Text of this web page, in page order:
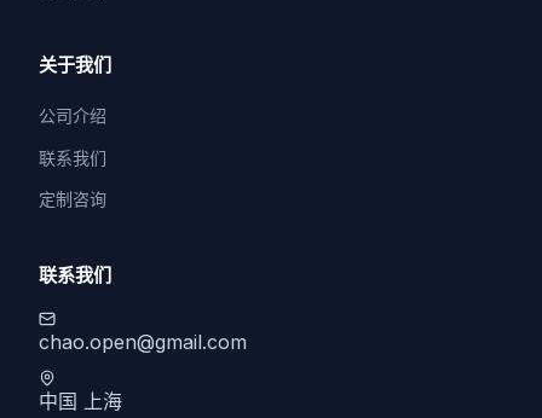
关于我们
公司介绍
联系我们
定制咨询
联系我们
chao.open@gmail.com
中国 上海